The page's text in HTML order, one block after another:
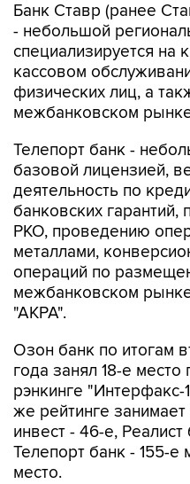
Банк Ставр (ранее
- небольшой
специализируется на
кассовом
физических лиц, а
межбанковском
Телепорт банк -
базовой лицензией,
деятельность по
банковских гарантий,
РКО, проведению
металлами,
операций по
межбанковском
"АКРА".
Озон банк по итогам
года занял 18-е
рэнкинге
же рейтинге
инвест - 46-е,
Телепорт банк - 155-е
место.